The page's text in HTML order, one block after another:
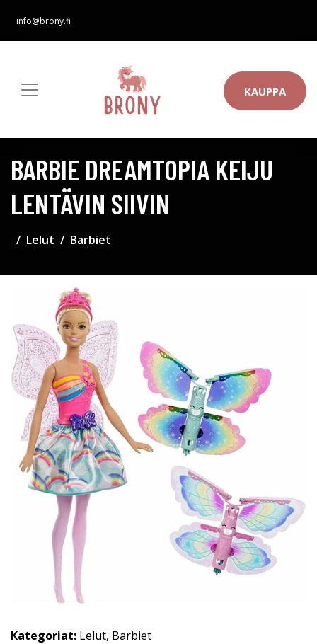
info@brony.fi
KAUPPA
BARBIE DREAMTOPIA KEIJU
LENTÄVIN SIIVIN
Lelut Barbiet
Kategoriat: Lelut, Barbiet